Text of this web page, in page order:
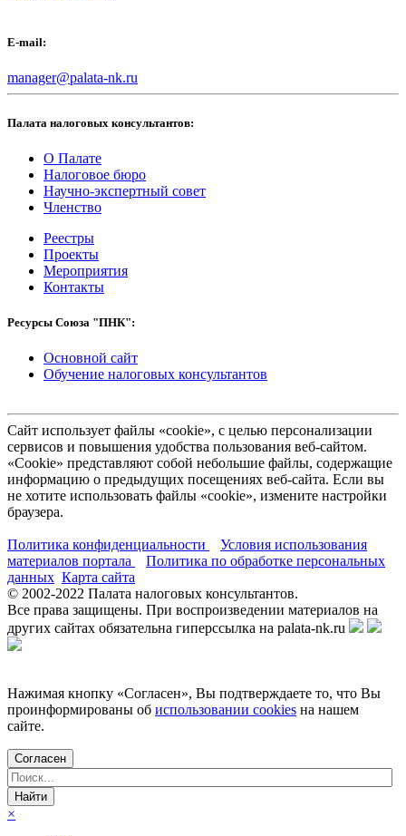
E-mail:
manager@palata-nk.ru
Палата налоговых консультантов:
О Палате
Налоговое бюро
Научно-экспертный совет
Членство
Реестры
Проекты
Мероприятия
Контакты
Ресурсы Союза "ПНК":
Основной сайт
Обучение налоговых консультантов
Сайт использует файлы «cookie», с целью персонализации
сервисов и повышения удобства пользования веб-сайтом.
«Cookie» представляют собой небольшие файлы, содержащие
информацию о предыдущих посещениях веб-сайта. Если вы
не хотите использовать файлы «cookie», измените настройки
браузера.
Политика конфиденциальности
Условия использования
материалов портала
Политика по обработке персональных
данных Карта сайта
© 2002-2022 Палата налоговых консультантов.
Все права защищены. При воспроизведении материалов на
других сайтах обязательна гиперссылка на palata-nk.ru
Нажимая кнопку «Согласен», Вы подтверждаете то, что Вы
проинформированы об использовании cookies на нашем
сайте.
Согласен
×